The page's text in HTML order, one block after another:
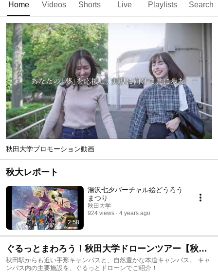
Home Videos Shorts Live Playlists Search
秋田大学プロモーション動画
秋大レポート
2:58
湯沢七夕バーチャル絵どうろう
まつり
秋田大学
924 views
4 years ago
ぐるっとまわろう！秋田大学ドローンツアー【秋田
大学オンラインオープンキャンパス】
秋田駅からも近い手形キャンパスと、自然豊かな本道キャンパス。 キャ
ンパス内の主要施設を、ぐるっとドローンでご紹介！